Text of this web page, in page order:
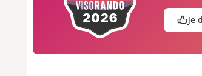
Je